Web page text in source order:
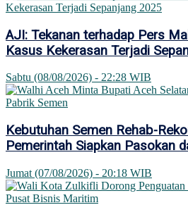
AJI: Tekanan terhadap Pers
Kasus Kekerasan Terjadi
Sabtu (08/08/2026) - 22:28 WIB
Kebutuhan Semen Rehab-
Pemerintah Siapkan Pasokan
Jumat (07/08/2026) - 20:18 WIB